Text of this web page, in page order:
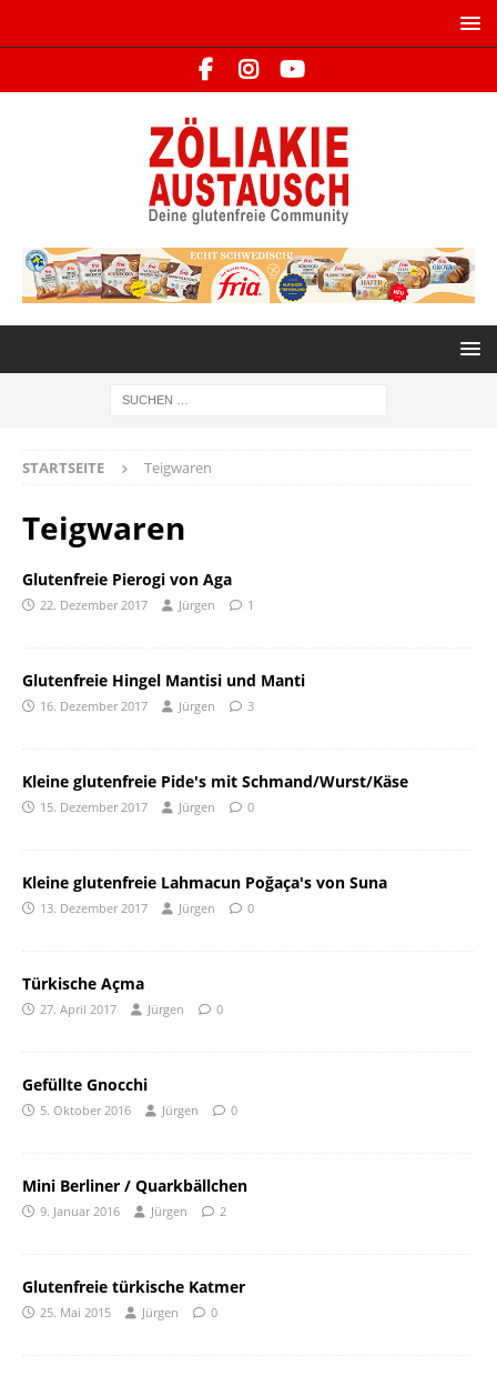
STARTSEITE Teigwaren
Teigwaren
Glutenfreie Pierogi von Aga
22. Dezember 2017 Jürgen 1
Glutenfreie Hingel Mantisi und Manti
16. Dezember 2017 Jürgen 3
Kleine glutenfreie Pide's mit Schmand/Wurst/Käse
15. Dezember 2017 Jürgen 0
Kleine glutenfreie Lahmacun Poğaça's von Suna
13. Dezember 2017 Jürgen 0
Türkische Açma
27. April 2017 Jürgen 0
Gefüllte Gnocchi
5. Oktober 2016 Jürgen 0
Mini Berliner / Quarkbällchen
9. Januar 2016 Jürgen 2
Glutenfreie türkische Katmer
25. Mai 2015 Jürgen 0